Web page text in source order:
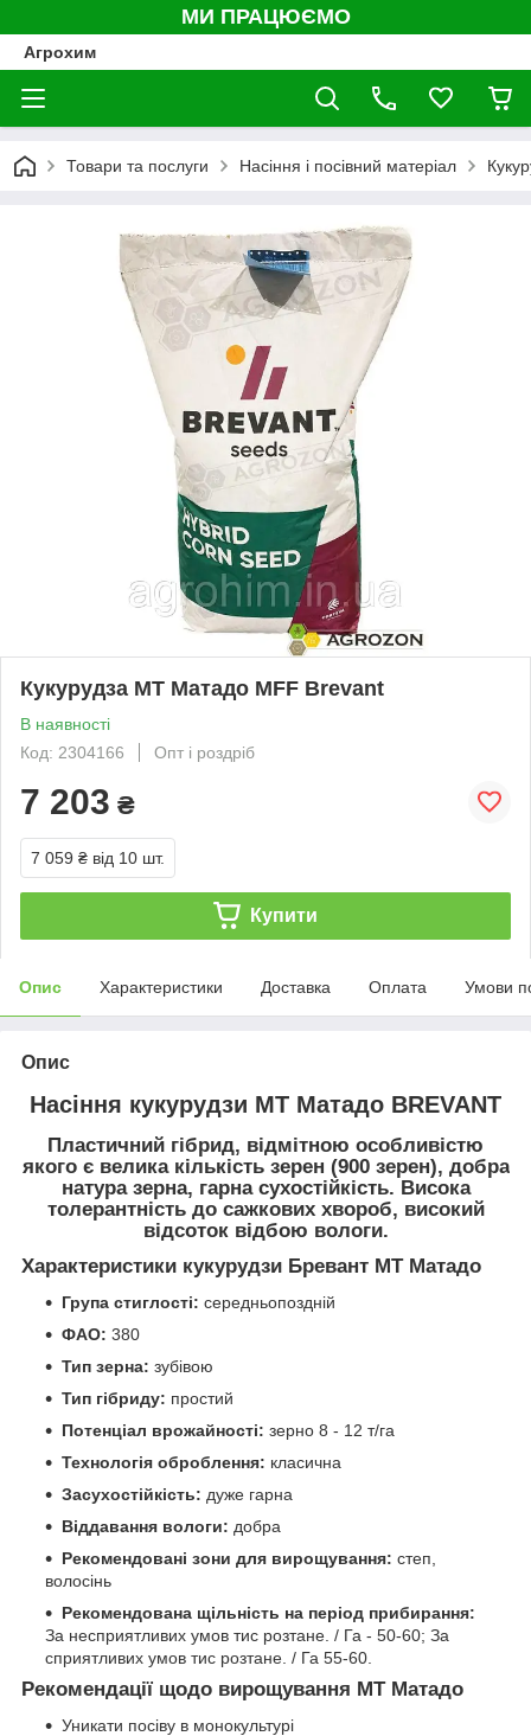
МИ ПРАЦЮЄМО
Агрохим
Товари та послуги Насіння і посівний матеріал
Кукурудза МТ Матадо MFF Brevant
В наявності
Код: 2304166
Опт і роздріб
7 203 ₴
7 059 ₴ від 10 шт.
Купити
Опис Характеристики Доставка Оплата Умови
Опис
Насіння кукурудзи МТ Матадо BREVANT
Пластичний гібрид, відмітною особливістю
якого є велика кількість зерен (900 зерен), добра
натура зерна, гарна сухостійкість. Висока
толерантність до сажкових хвороб, високий
відсоток відбою вологи.
Характеристики кукурудзи Бревант МТ Матадо
Група стиглості: середньопоздній
ФАО: 380
Тип зерна: зубівою
Тип гібриду: простий
Потенціал врожайності: зерно 8 - 12 т/га
Технологія оброблення: класична
Засухостійкість: дуже гарна
Віддавання вологи: добра
Рекомендовані зони для вирощування: степ,
волосінь
Рекомендована щільність на період прибирання:
За несприятливих умов тис розтане. / Га - 50-60; За
сприятливих умов тис розтане. / Га 55-60.
Рекомендації щодо вирощування МТ Матадо
Уникати посіву в монокультурі